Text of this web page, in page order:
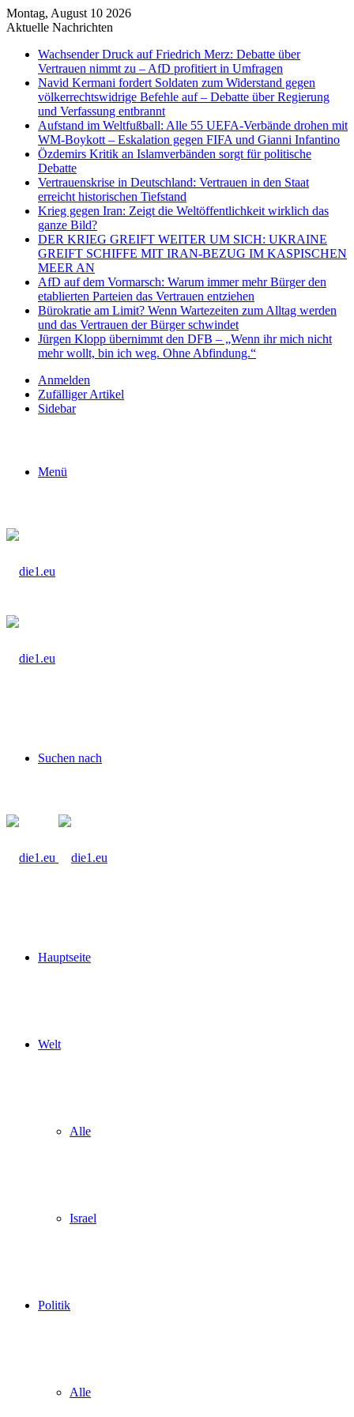
Montag, August 10 2026
Aktuelle Nachrichten
Wachsender Druck auf Friedrich Merz: Debatte über
Vertrauen nimmt zu – AfD profitiert in Umfragen
Navid Kermani fordert Soldaten zum Widerstand gegen
völkerrechtswidrige Befehle auf – Debatte über Regierung
und Verfassung entbrannt
Aufstand im Weltfußball: Alle 55 UEFA-Verbände drohen mit
WM-Boykott – Eskalation gegen FIFA und Gianni Infantino
Özdemirs Kritik an Islamverbänden sorgt für politische
Debatte
Vertrauenskrise in Deutschland: Vertrauen in den Staat
erreicht historischen Tiefstand
Krieg gegen Iran: Zeigt die Weltöffentlichkeit wirklich das
ganze Bild?
DER KRIEG GREIFT WEITER UM SICH: UKRAINE
GREIFT SCHIFFE MIT IRAN-BEZUG IM KASPISCHEN
MEER AN
AfD auf dem Vormarsch: Warum immer mehr Bürger den
etablierten Parteien das Vertrauen entziehen
Bürokratie am Limit? Wenn Wartezeiten zum Alltag werden
und das Vertrauen der Bürger schwindet
Jürgen Klopp übernimmt den DFB – „Wenn ihr mich nicht
mehr wollt, bin ich weg. Ohne Abfindung.“
Anmelden
Zufälliger Artikel
Sidebar
Menü
Suchen nach
Hauptseite
Welt
Alle
Israel
Politik
Alle